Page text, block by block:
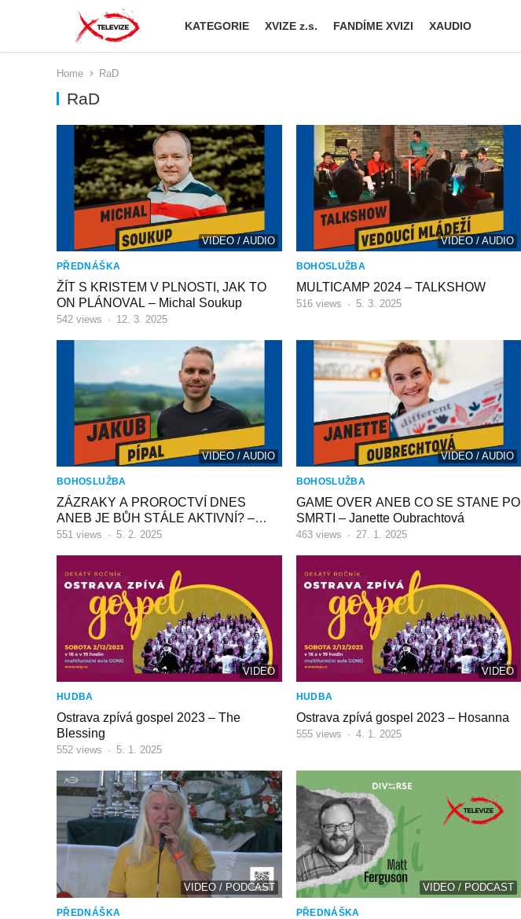
KATEGORIE XVIZE z.s. FANDÍME XVIZI XAUDIO
Home RaD
RaD
VIDEO / AUDIO
PŘEDNÁŠKA
ŽÍT S KRISTEM V PLNOSTI, JAK TO
ON PLÁNOVAL – Michal Soukup
542 views · 12. 3. 2025
VIDEO / AUDIO
BOHOSLUŽBA
MULTICAMP 2024 – TALKSHOW
516views · 5. 3. 2025
VIDEO / AUDIO
BOHOSLUŽBA
ZÁZRAKY A PROROCTVÍ DNES
ANEB JE BŮH STÁLE AKTIVNÍ? –
Jakub Pípal
551 views · 5. 2. 2025
VIDEO / AUDIO
BOHOSLUŽBA
GAME OVER ANEB CO SE STANE PO
SMRTI – Janette Oubrachtová
463views · 27. 1. 2025
VIDEO
HUDBA
Ostrava zpívá gospel 2023 – The
Blessing
552 views · 5. 1. 2025
VIDEO
HUDBA
Ostrava zpívá gospel 2023 – Hosanna
555views · 4. 1. 2025
VIDEO / PODCAST
PŘEDNÁŠKA
VIDEO / PODCAST
PŘEDNÁŠKA